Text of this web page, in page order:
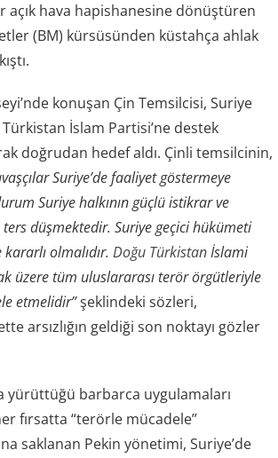
açık hava hapishanesine dönüştüren
(BM) kürsüsünden küstahça ahlak
konuşan Çin Temsilcisi, Suriye
İslam Partisi’ne destek
doğrudan hedef aldı. Çinli temsilcinin,
Suriye’de faaliyet göstermeye
Suriye halkının güçlü istikrar ve
ters düşmektedir. Suriye geçici hükümeti
olmalıdır.Doğu Türkistanİslami
üzere tüm uluslararası terör örgütleriyle
etmelidir”şeklindeki sözleri,
arsızlığın geldiği son noktayı gözler
yürüttüğü barbarca uygulamaları
fırsatta “terörle mücadele”
saklanan Pekin yönetimi, Suriye’de